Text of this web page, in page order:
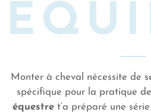
Monter à cheval nécessite de
spécifique pour la pratique
équestre t’a préparé une